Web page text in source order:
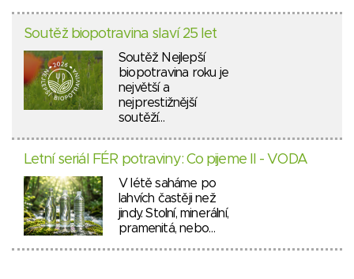
Soutěž biopotravina slaví 25 let
Soutěž Nejlepší
biopotravina roku je
největší a
nejprestižnější
soutěží…
Letní seriál FÉR potraviny: Co pijeme II - VODA
V létě saháme po
lahvích častěji než
jindy. Stolní, minerální,
pramenitá, nebo…